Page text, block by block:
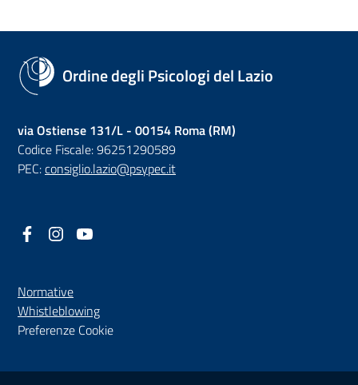
Ordine degli Psicologi del Lazio
via Ostiense 131/L - 00154 Roma (RM)
Codice Fiscale: 96251290589
PEC:consiglio.lazio@psypec.it
Facebook
(nuova scheda - new tab)
Instagram
(nuova scheda - new tab)
Normative
Whistleblowing(nuova scheda - new tab)
Preferenze Cookie